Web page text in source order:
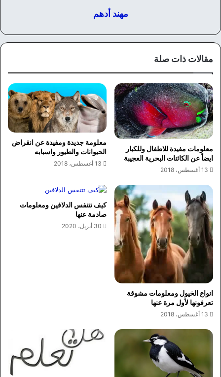
مهند أدهم
مقالات ذات صلة
معلومات مفيدة للاطفال وللكبار
ايضاً عن الكائنات البحرية العجيبة
13 أغسطس، 2018
معلومة جديدة ومفيدة عن انقراض
الحيوانات والطيور واسبابه
13 أغسطس، 2018
انواع الخيول ومعلومات مشوقة
تعرفونها لأول مرة عنها
13 أغسطس، 2018
كيف تتنفس الدلافين ومعلومات
صادمة عنها
30 أبريل، 2020